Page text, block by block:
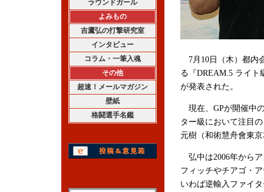
ラウンドガール
よみもの
吉鷹弘の打撃研究室
インタビュー
コラム・一筆入魂
その他
超速！メールマガジン
壁紙
格闘選手名鑑
7月10日（木）都内
る『DREAM.5 ライト
が発表された。
現在、GPが開催中
ター級において注目
元樹（和術慧舟會東
弘中は2006年から
フィッチやチアゴ・
いわば逆輸入ファイ